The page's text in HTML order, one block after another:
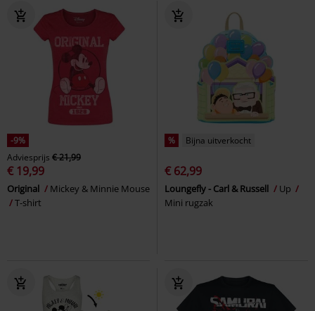
-9%
Adviesprijs € 21,99
€ 19,99
Original
Mickey & Minnie Mouse
T-shirt
% Bijna uitverkocht
€ 62,99
Loungefly - Carl & Russell
Up
Mini rugzak